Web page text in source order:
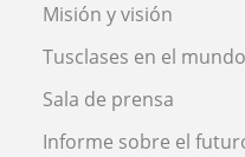
Misión y visión
Tusclases en el mundo
Sala de prensa
Informe sobre el